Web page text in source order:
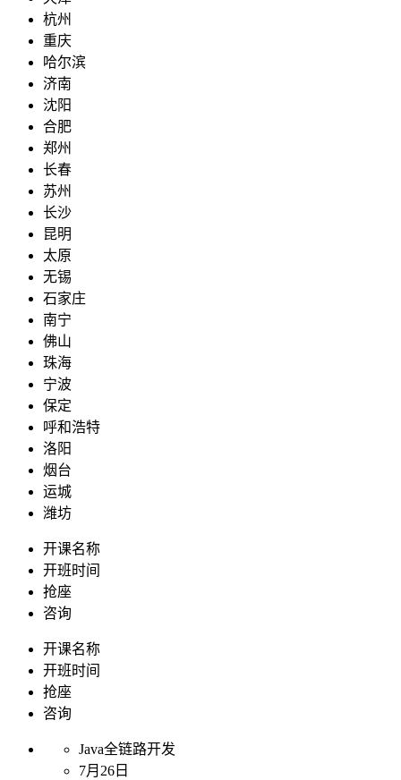
杭州
重庆
哈尔滨
济南
沈阳
合肥
郑州
长春
苏州
长沙
昆明
太原
无锡
石家庄
南宁
佛山
珠海
宁波
保定
呼和浩特
洛阳
烟台
运城
潍坊
开课名称
开班时间
抢座
咨询
开课名称
开班时间
抢座
咨询
Java全链路开发
7月26日